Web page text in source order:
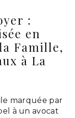
:
en
Famille,
à La
marquée par
à un avocat